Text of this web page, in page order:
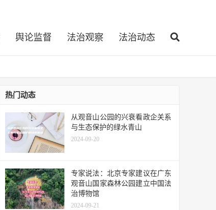
舆论监督 法治观察 法治动态
热门动态
从观音山公园的兴衰看政企关系
与生态保护的绿水青山
2024-09-20
专家说法：北京专家建议在广东
观音山国家森林公园建立中国法
治博物馆
2024-09-21